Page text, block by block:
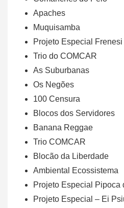
Apaches
Muquisamba
Projeto Especial Frenesi
Trio do COMCAR
As Suburbanas
Os Negões
100 Censura
Blocos dos Servidores
Banana Reggae
Trio COMCAR
Blocão da Liberdade
Ambiental Ecossistema
Projeto Especial Pipoca
Projeto Especial – Ei